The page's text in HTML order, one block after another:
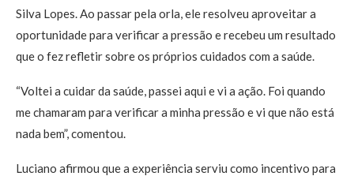
Silva Lopes. Ao passar pela orla, ele resolveu aproveitar a
oportunidade para verificar a pressão e recebeu um resultado
que o fez refletir sobre os próprios cuidados com a saúde.
“Voltei a cuidar da saúde, passei aqui e vi a ação. Foi quando
me chamaram para verificar a minha pressão e vi que não está
nada bem”, comentou.
Luciano afirmou que a experiência serviu como incentivo para